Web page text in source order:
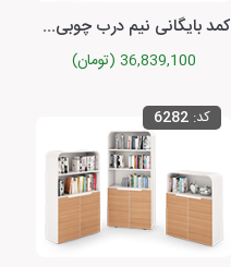
کمد بایگانی نیم درب چوبی با دو درب کوئیک
36,839,100 (تومان)
کد: 6282